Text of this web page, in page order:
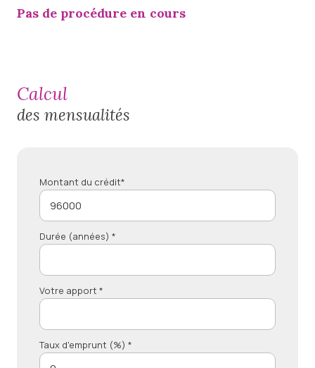
Pas de procédure en cours
calcul
des mensualités
Montant du crédit*
Durée (années) *
Votre apport *
Taux d'emprunt (%) *